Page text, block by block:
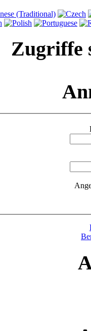
Zugriffe